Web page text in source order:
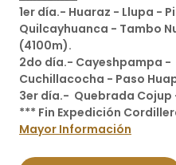
1er día.- Huaraz - Llupa -
Quilcayhuanca - Tambo
(4100m).
2do día.- Cayeshpampa
Cuchillacocha - Paso
3er día.- Quebrada Cojup
*** Fin Expedición
Mayor Información